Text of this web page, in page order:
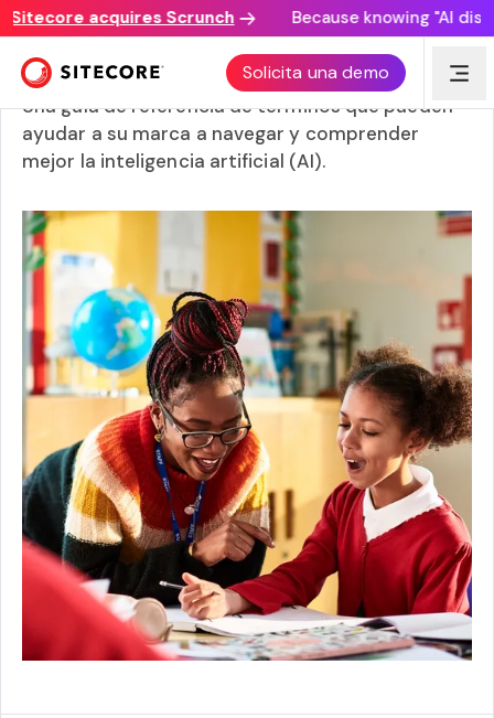
acquires Scrunch Because knowing "AI
Solicita una demo
El ABC de la AI
Una guía de referencia de términos que pueden
ayudar a su marca a navegar y comprender
mejor la inteligencia artificial (AI).